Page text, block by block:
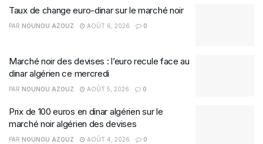
Taux de change euro-dinar sur le marché noir
PAR NOUNOU AZOUZ AOÛT 6, 2026 0
Marché noir des devises : l’euro recule face au
dinar algérien ce mercredi
PAR NOUNOU AZOUZ AOÛT 5, 2026 0
Prix de 100 euros en dinar algérien sur le
marché noir algérien des devises
PAR NOUNOU AZOUZ AOÛT 4, 2026 0